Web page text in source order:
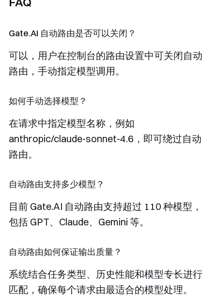
Gate.AI 自动路由是否可以关闭？
可以，用户在控制台的路由设置中可关闭自动
路由，手动指定模型调用。
如何手动选择模型？
在请求中指定模型名称，例如
anthropic/claude-sonnet-4.6 ，即可绕过自动
路由。
自动路由支持多少模型？
目前 Gate.AI 自动路由支持超过 110 种模型，
包括 GPT、Claude、Gemini 等。
自动路由如何保证输出质量？
系统结合任务类型、历史性能和模型专长进行
匹配，确保每个请求由最适合的模型处理。